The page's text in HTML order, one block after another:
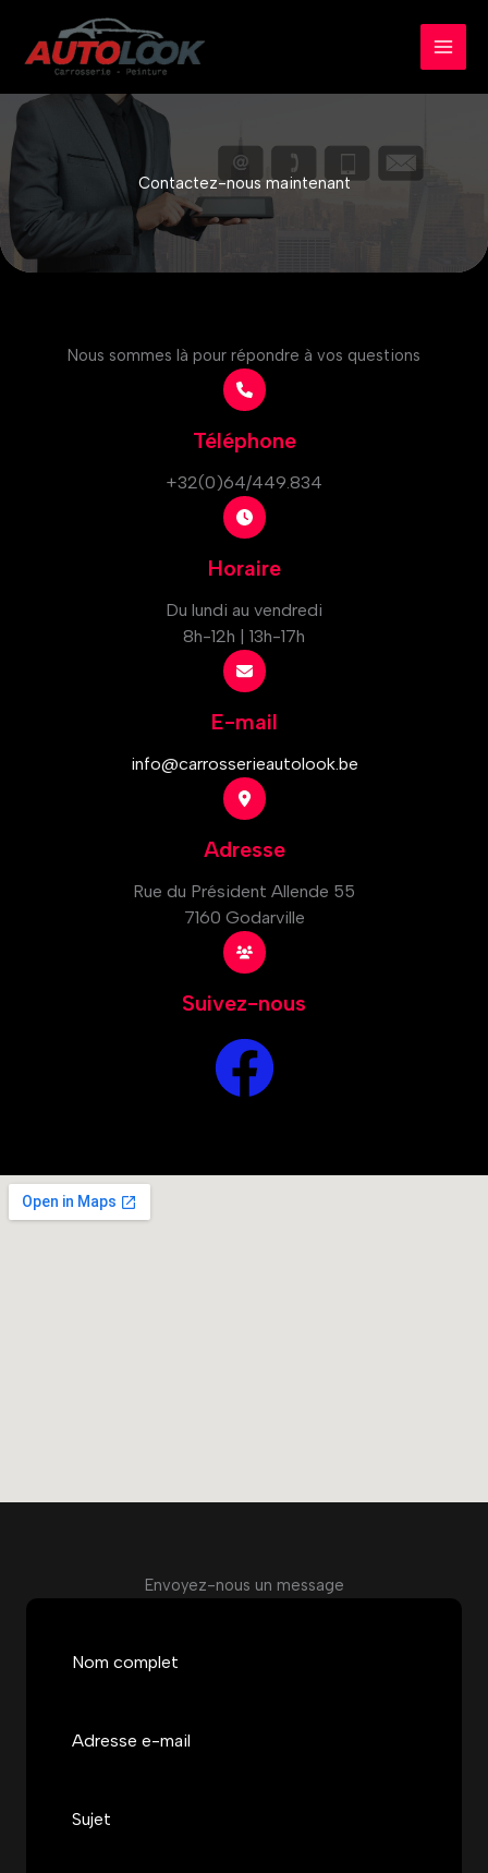
content
Contactez-nous maintenant
Nous sommes là pour répondre à vos questions
Téléphone
+32(0)64/449.834
Horaire
Du lundi au vendredi
8h-12h | 13h-17h
E-mail
info@carrosserieautolook.be
Adresse
Rue du Président Allende 55
7160 Godarville
Suivez-nous
Envoyez-nous un message